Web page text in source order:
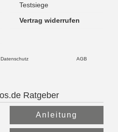
Testsiege
Vertrag widerrufen
Datenschutz AGB
Ratgeber
Anleitung